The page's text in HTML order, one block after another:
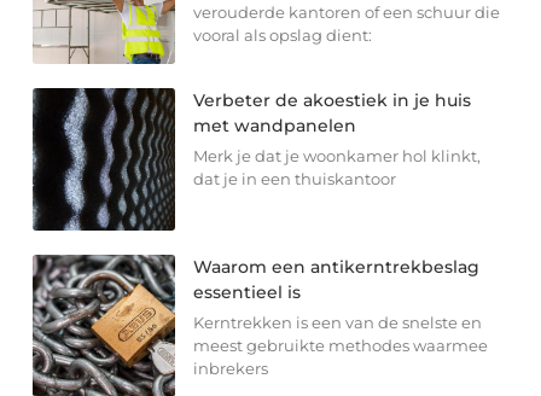
verouderde kantoren of een schuur die
vooral als opslag dient:
Verbeter de akoestiek in je huis
met wandpanelen
Merk je dat je woonkamer hol klinkt,
dat je in een thuiskantoor
Waarom een antikerntrekbeslag
essentieel is
Kerntrekken is een van de snelste en
meest gebruikte methodes waarmee
inbrekers